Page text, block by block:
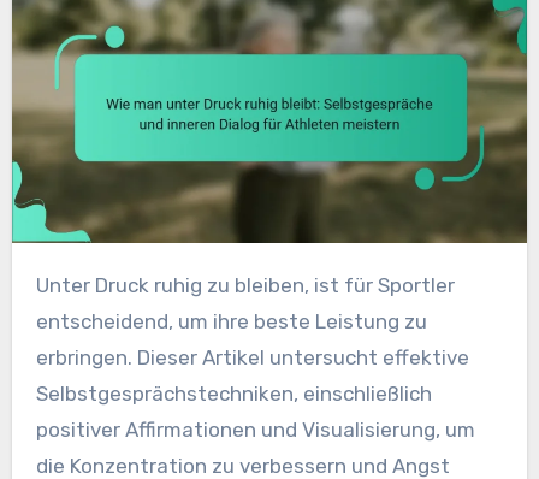
Unter Druck ruhig zu bleiben, ist für Sportler
entscheidend, um ihre beste Leistung zu
erbringen. Dieser Artikel untersucht effektive
Selbstgesprächstechniken, einschließlich
positiver Affirmationen und Visualisierung, um
die Konzentration zu verbessern und Angst